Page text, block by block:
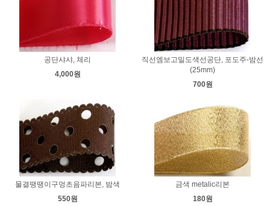
공단샤샤, 체리
4,000원
직선엠보고밀도색선공단, 포도주-밤선
(25mm)
700원
물결땡땡이구멍초음파리본, 밤색
550원
금색 metalic리본
180원